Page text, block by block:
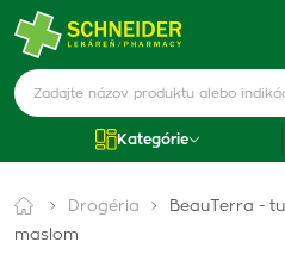
Kategórie
Drogéria
BeauTerra -
maslom